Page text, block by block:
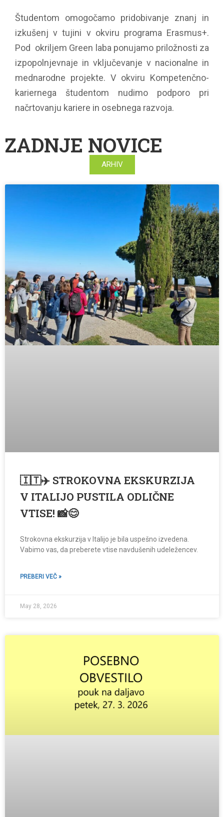
Študentom omogočamo pridobivanje znanj in
izkušenj v tujini v okviru programa Erasmus+.
Pod okriljem Green laba ponujamo priložnosti za
izpopolnjevnaje in vključevanje v nacionalne in
mednarodne projekte. V okviru Kompetenčno-
kariernega študentom nudimo podporo pri
načrtovanju kariere in osebnega razvoja.
ZADNJE NOVICE
ARHIV
🇮🇹✈️ STROKOVNA EKSKURZIJA
V ITALIJO PUSTILA ODLIČNE
VTISE! 📸😊
Strokovna ekskurzija v Italijo je bila uspešno izvedena.
Vabimo vas, da preberete vtise navdušenih udeležencev.
PREBERI VEČ »
May 28, 2026